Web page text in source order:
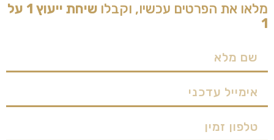
מלאו את הפרטים עכשיו, וקבלו
שיחת ייעוץ 1 על
1